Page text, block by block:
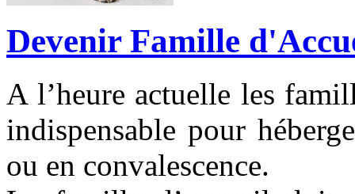
Devenir Famille
A l’heure actuelle les
indispensable pour
ou en convalescence.